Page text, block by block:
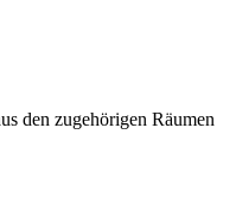
den zugehörigen Räumen